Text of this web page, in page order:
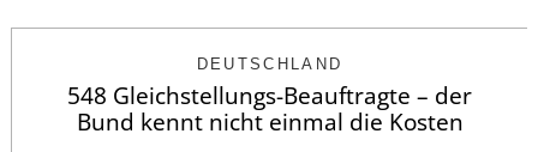
DEUTSCHLAND
548 Gleichstellungs-Beauftragte – der
Bund kennt nicht einmal die Kosten